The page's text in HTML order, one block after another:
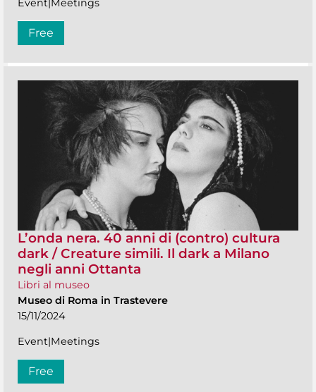
Event|Meetings
Free
L’onda nera. 40 anni di (contro) cultura
dark / Creature simili. Il dark a Milano
negli anni Ottanta
Libri al museo
Museo di Roma in Trastevere
15/11/2024
Event|Meetings
Free